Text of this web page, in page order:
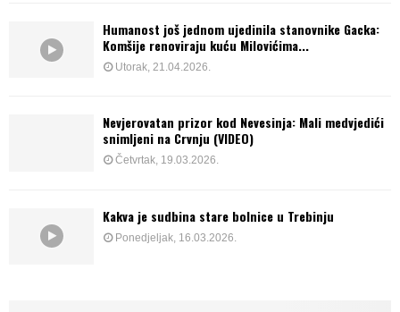
Humanost još jednom ujedinila stanovnike Gacka:
Komšije renoviraju kuću Milovićima...
Utorak, 21.04.2026.
Nevjerovatan prizor kod Nevesinja: Mali medvjedići
snimljeni na Crvnju (VIDEO)
Četvrtak, 19.03.2026.
Kakva je sudbina stare bolnice u Trebinju
Ponedjeljak, 16.03.2026.